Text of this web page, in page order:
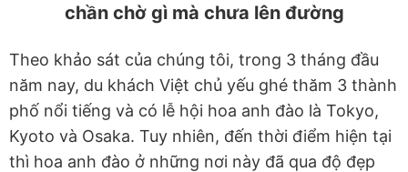
chần chờ gì mà chưa lên đường
Theo khảo sát của chúng tôi, trong 3 tháng đầu
năm nay, du khách Việt chủ yếu ghé thăm 3 thành
phố nổi tiếng và có lễ hội hoa anh đào là Tokyo,
Kyoto và Osaka. Tuy nhiên, đến thời điểm hiện tại
thì hoa anh đào ở những nơi này đã qua độ đẹp